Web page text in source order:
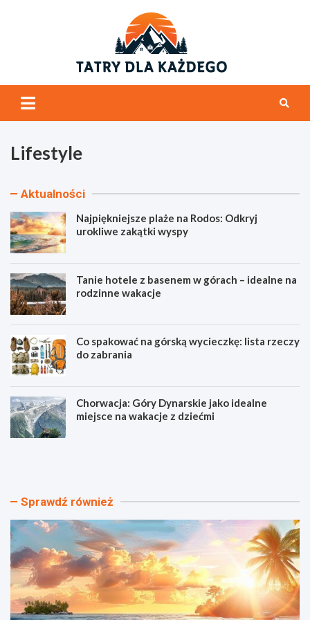
Lifestyle
Aktualności
Najpiękniejsze plaże na Rodos: Odkryj
urokliwe zakątki wyspy
Tanie hotele z basenem w górach – idealne na
rodzinne wakacje
Co spakować na górską wycieczkę: lista rzeczy
do zabrania
Chorwacja: Góry Dynarskie jako idealne
miejsce na wakacje z dziećmi
N
ę
n
i
e
j
s
e
T
h
t
e
l
e
z
b
a
Sprawdź również